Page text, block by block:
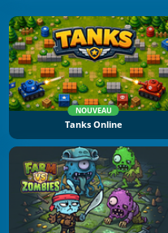
NOUVEAU
Tanks Online